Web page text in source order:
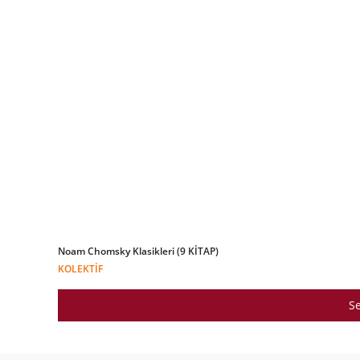
Noam Chomsky Klasikleri (9 KİTAP)
KOLEKTIF